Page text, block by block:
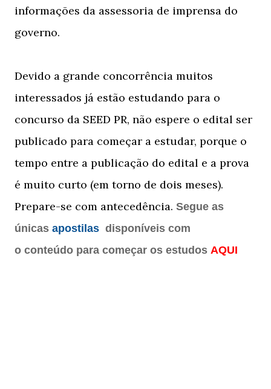
informações da assessoria de imprensa do
governo.
Devido a grande concorrência muitos
interessados já estão estudando para o
concurso da SEED PR, não espere o edital ser
publicado para começar a estudar, porque o
tempo entre a publicação do edital e a prova
é muito curto (em torno de dois meses).
Prepare-se com antecedência. Segue as
únicas apostilas disponíveis com
o conteúdo para começar os estudos AQUI